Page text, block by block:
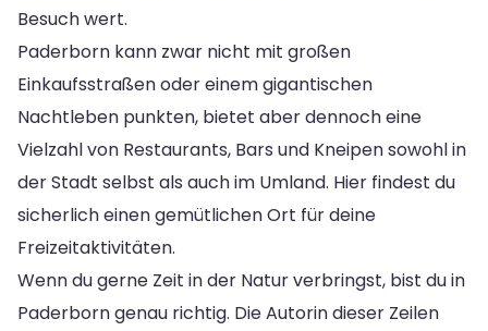
Besuch wert.
Paderborn kann zwar nicht mit großen
Einkaufsstraßen oder einem gigantischen
Nachtleben punkten, bietet aber dennoch eine
Vielzahl von Restaurants, Bars und Kneipen sowohl in
der Stadt selbst als auch im Umland. Hier findest du
sicherlich einen gemütlichen Ort für deine
Freizeitaktivitäten.
Wenn du gerne Zeit in der Natur verbringst, bist du in
Paderborn genau richtig. Die Autorin dieser Zeilen